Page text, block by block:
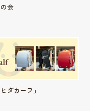
会
ダカーフ」